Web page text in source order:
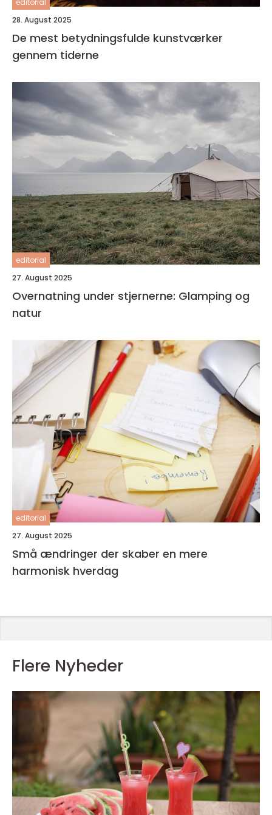
28. August 2025
De mest betydningsfulde kunstværker
gennem tiderne
editorial
27. August 2025
Overnatning under stjernerne: Glamping og
natur
editorial
27. August 2025
Små ændringer der skaber en mere
harmonisk hverdag
Flere Nyheder